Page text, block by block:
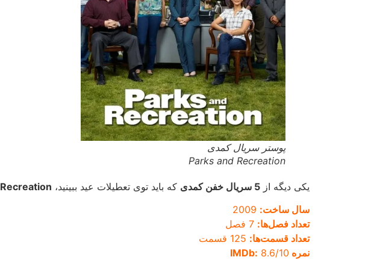
پوستر سریال کمدی
Parks and Recreation
یکی دیگه از 5 سریال خفن کمدی که باید توی تعطیلات عید ببینید،
سال ساخت:
تعداد فصل‌ها:
تعداد قسمت‌ها:
نمره IMDb: 8.6/10